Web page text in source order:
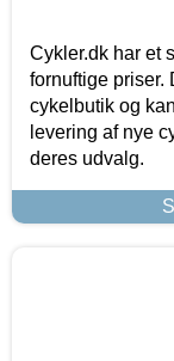
Cykler.dk har et
fornuftige priser.
cykelbutik og
levering af nye
deres udvalg.